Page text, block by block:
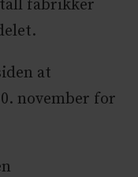
fabrikker
at
november for